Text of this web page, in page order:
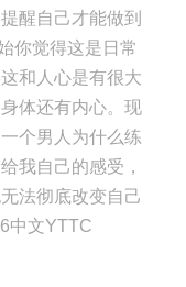
醒自己才能做到
你觉得这是日常
和人心是有很大
体还有内心。现
个男人为什么练
我自己的感受，
法彻底改变自己
中文YTTC